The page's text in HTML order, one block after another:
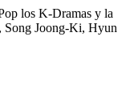
los K-Dramas y la
Song Joong-Ki, Hyun